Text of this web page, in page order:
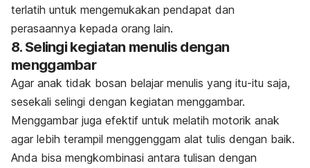
terlatih untuk mengemukakan pendapat dan
perasaannya kepada orang lain.
8. Selingi kegiatan menulis dengan
menggambar
Agar anak tidak bosan belajar menulis yang itu-itu saja,
sesekali selingi dengan kegiatan menggambar.
Menggambar juga efektif untuk melatih motorik anak
agar lebih terampil menggenggam alat tulis dengan baik.
Anda bisa mengkombinasi antara tulisan dengan